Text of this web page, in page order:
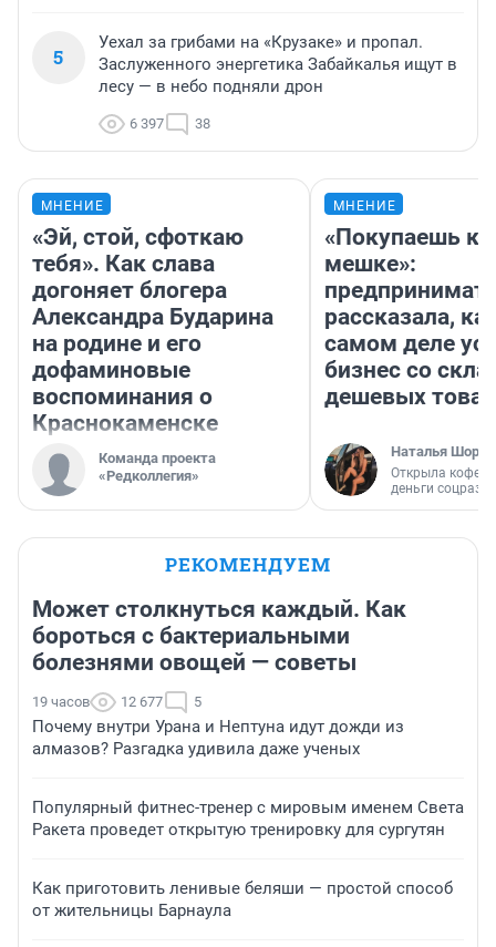
5
Уехал за грибами на «Крузаке» и пропал.
Заслуженного энергетика Забайкалья ищут в
лесу — в небо подняли дрон
6 397 38
МНЕНИЕ
«Эй, стой, сфоткаю
тебя». Как слава
догоняет блогера
Александра Бударина
на родине и его
дофаминовые
воспоминания о
Краснокаменске
Команда проекта
«Редколлегия»
МНЕНИЕ
«Покупаешь
мешке»:
рассказала,
самом деле
бизнес со
дешевых
Наталья
Открыла
деньги
РЕКОМЕНДУЕМ
Может столкнуться каждый. Как
бороться с бактериальными
болезнями овощей — советы
19 часов 12 677 5
Почему внутри Урана и Нептуна идут дожди из
алмазов? Разгадка удивила даже ученых
Популярный фитнес-тренер с мировым именем Света
Ракета проведет открытую тренировку для сургутян
Как приготовить ленивые беляши — простой способ
от жительницы Барнаула